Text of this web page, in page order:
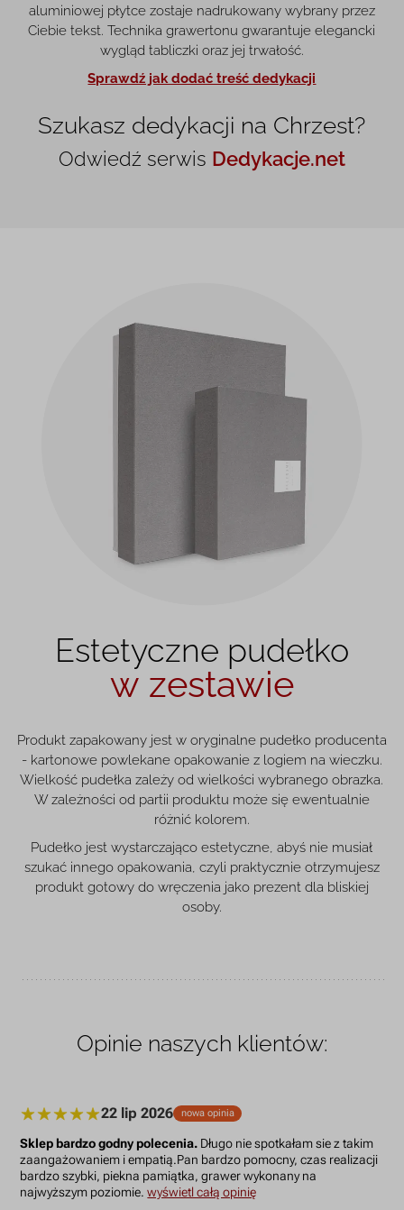
aluminiowej płytce zostaje nadrukowany wybrany przez
Ciebie tekst. Technika grawertonu gwarantuje elegancki
wygląd tabliczki oraz jej trwałość.
Sprawdź jak dodać treść dedykacji
Szukasz dedykacji na Chrzest?
Odwiedź serwis Dedykacje.net
Estetyczne pudełko
w zestawie
Produkt zapakowany jest w oryginalne pudełko producenta
- kartonowe powlekane opakowanie z logiem na wieczku.
Wielkość pudełka zależy od wielkości wybranego obrazka.
W zależności od partii produktu może się ewentualnie
różnić kolorem.
Pudełko jest wystarczająco estetyczne, abyś nie musiał
szukać innego opakowania, czyli praktycznie otrzymujesz
produkt gotowy do wręczenia jako prezent dla bliskiej
osoby.
Opinie naszych klientów:
22 lip 2026 nowa opinia
Sklep bardzo godny polecenia. Długo nie spotkałam sie z takim
zaangażowaniem i empatią.Pan bardzo pomocny, czas realizacji
bardzo szybki, piekna pamiątka, grawer wykonany na
najwyższym poziomie.wyświetl całą opinię